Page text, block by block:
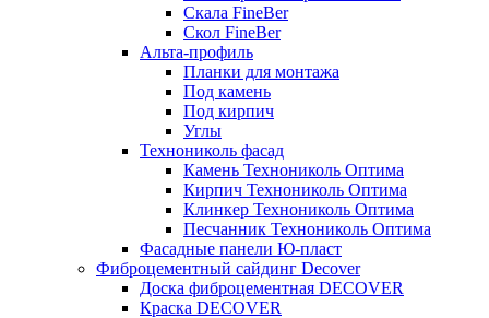
Скала FineBer
Скол FineBer
Альта-профиль
Планки для монтажа
Под камень
Под кирпич
Углы
Технониколь фасад
Камень Технониколь Оптима
Кирпич Технониколь Оптима
Клинкер Технониколь Оптима
Песчанник Технониколь Оптима
Фасадные панели Ю-пласт
Фиброцементный сайдинг Decover
Доска фиброцементная DECOVER
Краска DECOVER